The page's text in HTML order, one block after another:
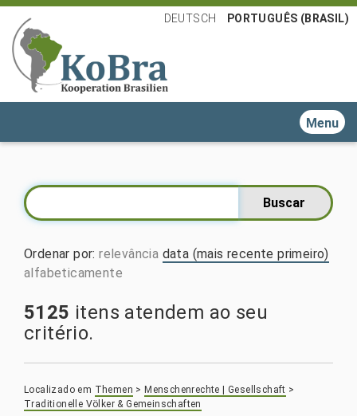
DEUTSCH PORTUGUÊS (BRASIL)
Toggle
Ordenar por:relevância data (mais recente primeiro)
alfabeticamente
5125 itens atendem ao seu
critério.
Localizado em Themen > Menschenrechte | Gesellschaft >
Traditionelle Völker & Gemeinschaften